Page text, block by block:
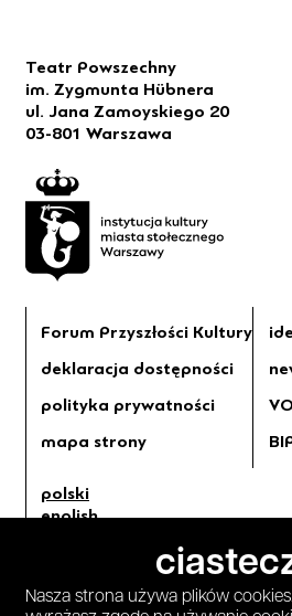
Teatr Powszechny
im. Zygmunta Hübnera
ul. Jana Zamoyskiego 20
03-801 Warszawa
Forum Przyszłości Kultury
deklaracja dostępności
polityka prywatności
mapa strony
polski
english
Nasza strona używa plików